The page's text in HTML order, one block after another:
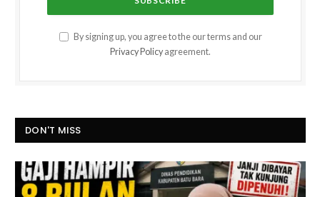
By signing up, you agree to the our terms and our
Privacy Policy agreement.
DON'T MISS